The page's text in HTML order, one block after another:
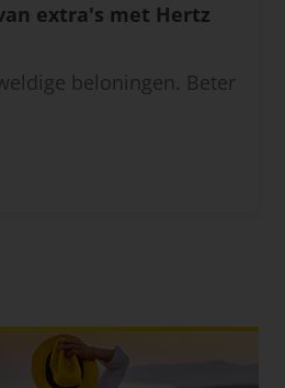
extra's met Hertz
beloningen. Beter